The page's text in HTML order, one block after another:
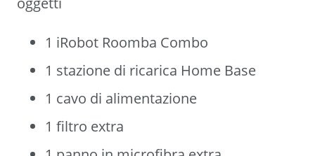
1 iRobot Roomba Combo
1 stazione di ricarica Home Base
1 cavo di alimentazione
1 filtro extra